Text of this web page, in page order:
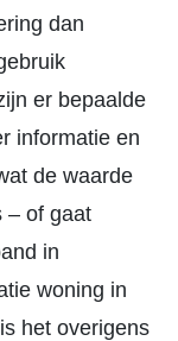
dan
er bepaalde
informatie en
de waarde
– of gaat
in
woning in
het overigens